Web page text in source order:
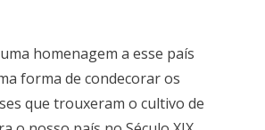
homenagem a esse país
forma de condecorar os
que trouxeram o cultivo de